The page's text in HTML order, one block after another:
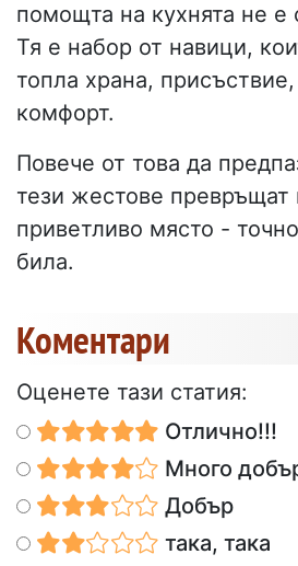
помощта на кухнята не е
Тя е набор от навици,
топла храна,
комфорт.
Повече от това да
тези жестове превръщат
приветливо място -
била.
Коментари
Оценете тази статия:
Отлично!!!
Много
Добър
така, така